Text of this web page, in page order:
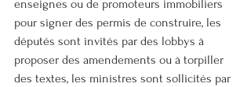
enseignes ou de promoteurs immobiliers
pour signer des permis de construire, les
députés sont invités par des lobbys à
proposer des amendements ou à torpiller
des textes, les ministres sont sollicités par